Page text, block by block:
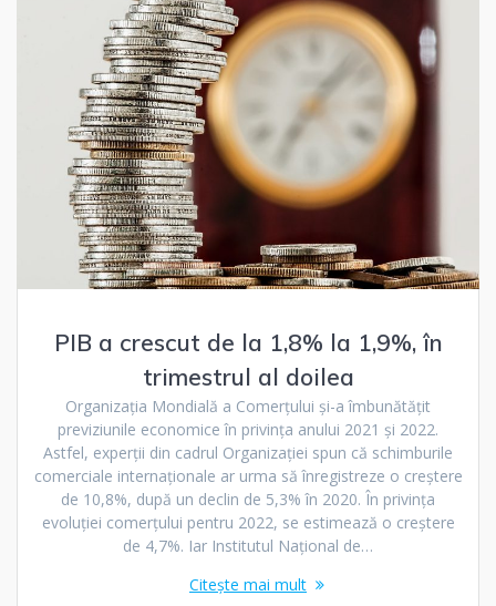
PIB a crescut de la 1,8% la 1,9%, în
trimestrul al doilea
Organizaţia Mondială a Comerţului și-a îmbunătățit
previziunile economice în privința anului 2021 și 2022.
Astfel, experții din cadrul Organizației spun că schimburile
comerciale internaţionale ar urma să înregistreze o creştere
de 10,8%, după un declin de 5,3% în 2020. În privința
evoluției comerțului pentru 2022, se estimează o creștere
de 4,7%. Iar Institutul Naţional de…
Citește mai mult